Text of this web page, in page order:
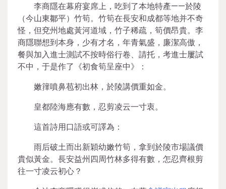
李商隱在幕府宴席上，吃到了本地特產——於陵
（今山東鄒平）竹筍。竹筍在長安和成都等地并不奇
怪，但兗州地處黃河道域，竹子稀疏，筍價昂貴。李
商隱聯想到本身，少有才名，年青氣盛，廉潔高傲，
餐與加入進士測試不按時俗行卷、請托，考進士屢試
不中，于是作了《初食筍呈座中》：
嫩籜噴鼻苞初出林，於陵講價重如金。
皇都陸海應有數，忍剪凌云一寸衷。
這首詩用口語或可譯為：
雨后破土而出新穎幼嫩竹筍，拿到於陵市場議價
貴似黃金。長安益州四周竹林多得有數，怎忍齊根剪
往一寸凌云初心？